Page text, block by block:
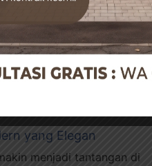
yang Elegan
menjadi tantangan di